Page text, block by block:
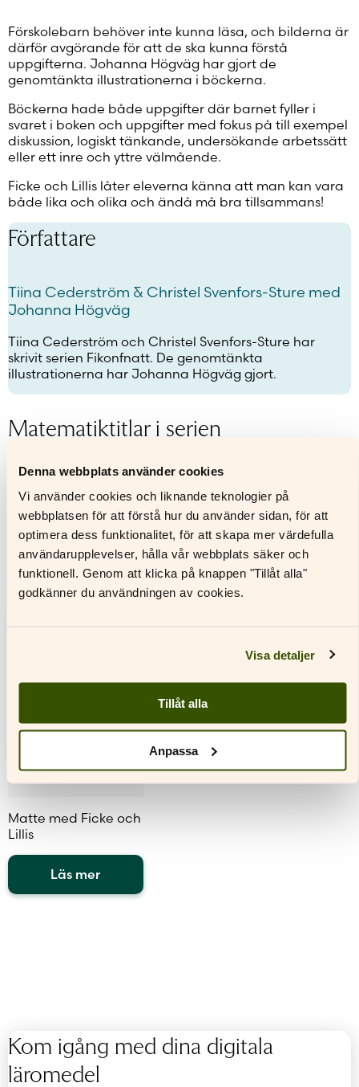
Denna webbplats använder cookies
Vi använder cookies och liknande teknologier på
webbplatsen för att förstå hur du använder sidan, för att
optimera dess funktionalitet, för att skapa mer värdefulla
användarupplevelser, hålla vår webbplats säker och
funktionell. Genom att klicka på knappen "Tillåt alla"
godkänner du användningen av cookies.
Visa detaljer
Tillåt alla
Anpassa
Förskolebarn behöver inte kunna läsa, och bilderna är
därför avgörande för att de ska kunna förstå
uppgifterna. Johanna Högväg har gjort de
genomtänkta illustrationerna i böckerna.
Böckerna hade både uppgifter där barnet fyller i
svaret i boken och uppgifter med fokus på till exempel
diskussion, logiskt tänkande, undersökande arbetssätt
eller ett inre och yttre välmående.
Ficke och Lillis låter eleverna känna att man kan vara
både lika och olika och ändå må bra tillsammans!
Författare
Tiina Cederström & Christel Svenfors-Sture med
Johanna Högväg
Tiina Cederström och Christel Svenfors-Sture har
skrivit serien Fikonfnatt. De genomtänkta
illustrationerna har Johanna Högväg gjort.
Matematiktitlar i serien
Visa
allt
Visa enbart
tryckta
läromedel
digitala
läromedel
Matte med Ficke och
Lillis
Läs mer
här
produkten
väljas
Kom igång med dina digitala
läromedel